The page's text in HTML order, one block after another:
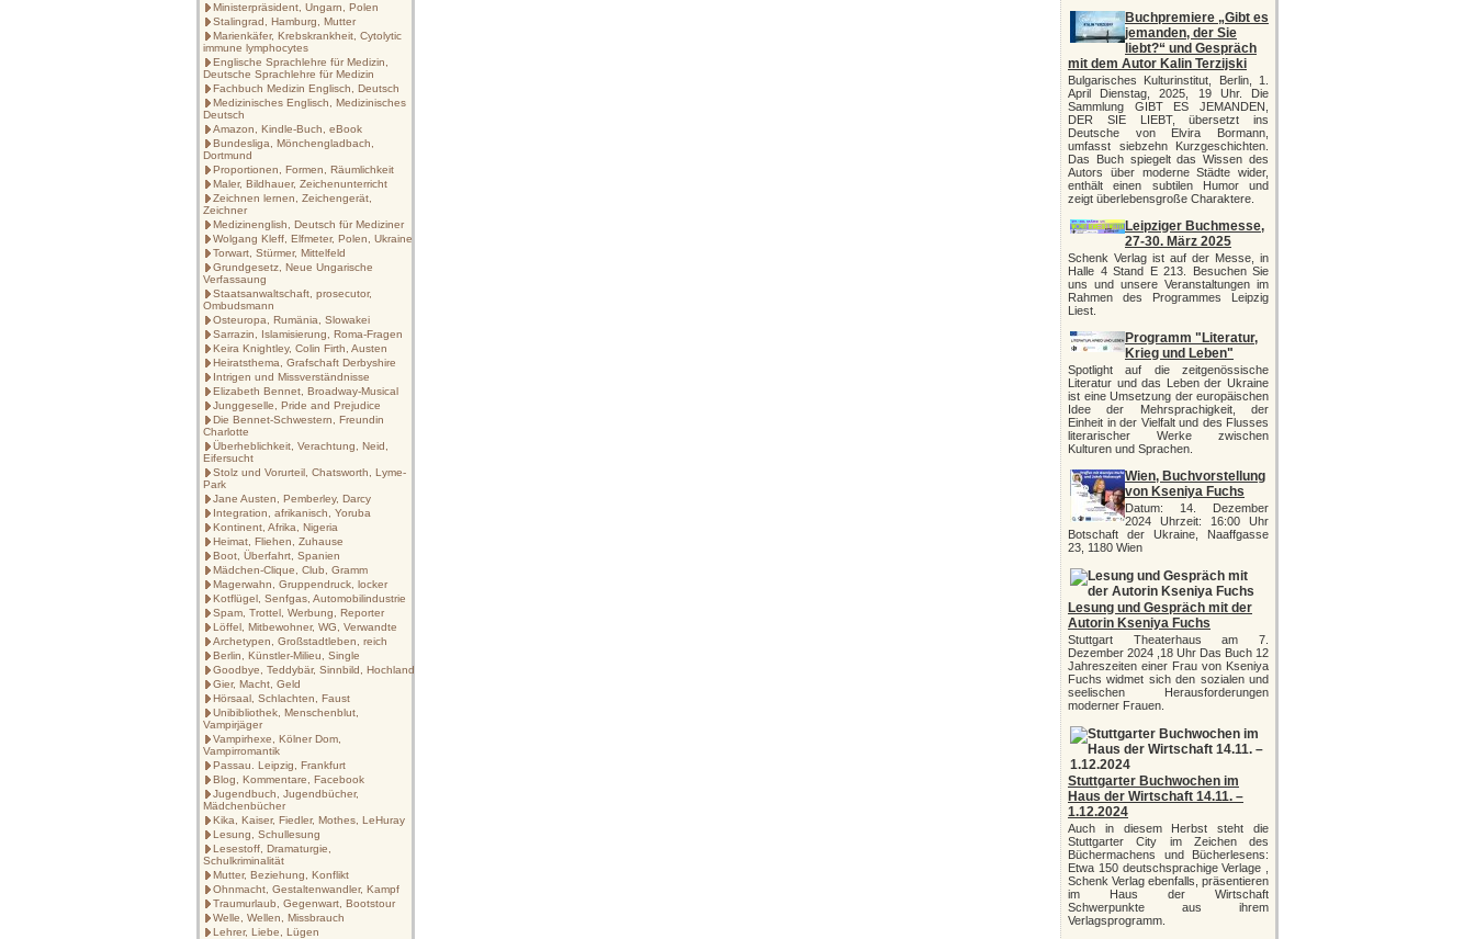
Ministerpräsident, Ungarn, Polen
Stalingrad, Hamburg, Mutter
Marienkäfer, Krebskrankheit, Cytolytic
immune lymphocytes
Englische Sprachlehre für Medizin,
Deutsche Sprachlehre für Medizin
Fachbuch Medizin Englisch, Deutsch
Medizinisches Englisch, Medizinisches
Deutsch
Amazon, Kindle-Buch, eBook
Bundesliga, Mönchengladbach,
Dortmund
Proportionen, Formen, Räumlichkeit
Maler, Bildhauer, Zeichenunterricht
Zeichnen lernen, Zeichengerät,
Zeichner
Medizinenglish, Deutsch für Mediziner
Wolgang Kleff, Elfmeter, Polen, Ukraine
Torwart, Stürmer, Mittelfeld
Grundgesetz, Neue Ungarische
Verfassaung
Staatsanwaltschaft, prosecutor,
Ombudsmann
Osteuropa, Rumänia, Slowakei
Sarrazin, Islamisierung, Roma-Fragen
Keira Knightley, Colin Firth, Austen
Heiratsthema, Grafschaft Derbyshire
Intrigen und Missverständnisse
Elizabeth Bennet, Broadway-Musical
Junggeselle, Pride and Prejudice
Die Bennet-Schwestern, Freundin
Charlotte
Überheblichkeit, Verachtung, Neid,
Eifersucht
Stolz und Vorurteil, Chatsworth, Lyme-
Park
Jane Austen, Pemberley, Darcy
Integration, afrikanisch, Yoruba
Kontinent, Afrika, Nigeria
Heimat, Fliehen, Zuhause
Boot, Überfahrt, Spanien
Mädchen-Clique, Club, Gramm
Magerwahn, Gruppendruck, locker
Kotflügel, Senfgas, Automobilindustrie
Spam, Trottel, Werbung, Reporter
Löffel, Mitbewohner, WG, Verwandte
Archetypen, Großstadtleben, reich
Berlin, Künstler-Milieu, Single
Goodbye, Teddybär, Sinnbild, Hochland
Gier, Macht, Geld
Hörsaal, Schlachten, Faust
Unibibliothek, Menschenblut,
Vampirjäger
Vampirhexe, Kölner Dom,
Vampirromantik
Passau. Leipzig, Frankfurt
Blog, Kommentare, Facebook
Jugendbuch, Jugendbücher,
Mädchenbücher
Kika, Kaiser, Fiedler, Mothes, LeHuray
Lesung, Schullesung
Lesestoff, Dramaturgie,
Schulkriminalität
Mutter, Beziehung, Konflikt
Ohnmacht, Gestaltenwandler, Kampf
Traumurlaub, Gegenwart, Bootstour
Welle, Wellen, Missbrauch
Lehrer, Liebe, Lügen
Buchpremiere „Gibt es
jemanden, der Sie
liebt?“ und Gespräch
mit dem Autor Kalin Terzijski
Bulgarisches Kulturinstitut, Berlin, 1.
April Dienstag, 2025, 19 Uhr. Die
Sammlung GIBT ES JEMANDEN,
DER SIE LIEBT, übersetzt ins
Deutsche von Elvira Bormann,
umfasst siebzehn Kurzgeschichten.
Das Buch spiegelt das Wissen des
Autors über moderne Städte wider,
enthält einen subtilen Humor und
zeigt überlebensgroße Charaktere.
Leipziger Buchmesse,
27-30. März 2025
Schenk Verlag ist auf der Messe, in
Halle 4 Stand E 213. Besuchen Sie
uns und unsere Veranstaltungen im
Rahmen des Programmes Leipzig
Liest.
Programm "Literatur,
Krieg und Leben"
Spotlight auf die zeitgenössische
Literatur und das Leben der Ukraine
ist eine Umsetzung der europäischen
Idee der Mehrsprachigkeit, der
Einheit in der Vielfalt und des Flusses
literarischer Werke zwischen
Kulturen und Sprachen.
Wien, Buchvorstellung
von Kseniya Fuchs
Datum: 14. Dezember
2024 Uhrzeit: 16:00 Uhr
Botschaft der Ukraine, Naaffgasse
23, 1180 Wien
Lesung und Gespräch mit der
Autorin Kseniya Fuchs
Stuttgart Theaterhaus am 7.
Dezember 2024 ,18 Uhr Das Buch 12
Jahreszeiten einer Frau von Kseniya
Fuchs widmet sich den sozialen und
seelischen Herausforderungen
moderner Frauen.
Stuttgarter Buchwochen im
Haus der Wirtschaft 14.11. –
1.12.2024
Auch in diesem Herbst steht die
Stuttgarter City im Zeichen des
Büchermachens und Bücherlesens:
Etwa 150 deutschsprachige Verlage ,
Schenk Verlag ebenfalls, präsentieren
im Haus der Wirtschaft
Schwerpunkte aus ihrem
Verlagsprogramm.